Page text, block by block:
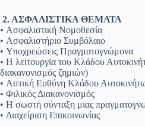
2. ΑΣΦΑΛΙΣΤΙΚΑ ΘΕΜΑΤΑ
• Ασφαλιστική Νομοθεσία
• Ασφαλιστήριο Συμβόλαιο
• Υποχρεώσεις Πραγματογνώμονα
• Η λειτουργία του Κλάδου
διακανονισμός ζημιών)
• Αστική Ευθύνη Κλάδου
• Φιλικός Διακανονισμός
• Η σωστή σύνταξη μιας
• Διαχείριση Επικοινωνίας